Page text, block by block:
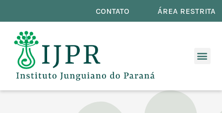
CONTATO ÁREA RESTRITA